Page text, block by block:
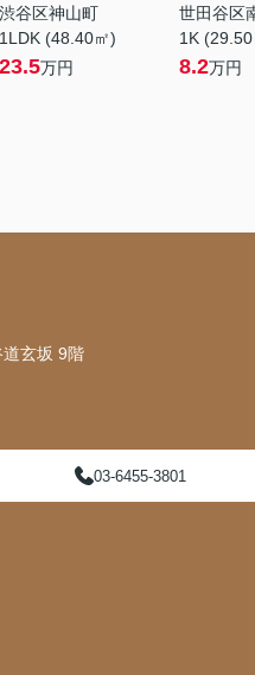
渋谷区神山町
1LDK (48.40㎡)
23.5万円
世田谷区
1K
8.2万円
玄坂 9階
03-6455-3801